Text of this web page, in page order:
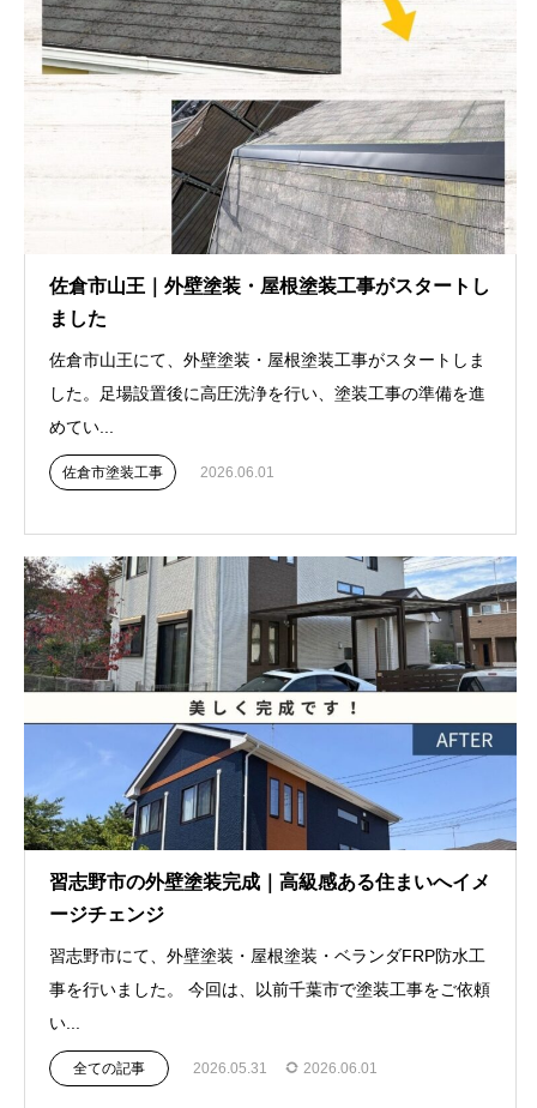
佐倉市山王｜外壁塗装・屋根塗装工事がスタートし
ました
佐倉市山王にて、外壁塗装・屋根塗装工事がスタートしま
した。足場設置後に高圧洗浄を行い、塗装工事の準備を進
めてい...
佐倉市塗装工事 2026.06.01
習志野市の外壁塗装完成｜高級感ある住まいへイメ
ージチェンジ
習志野市にて、外壁塗装・屋根塗装・ベランダFRP防水工
事を行いました。 今回は、以前千葉市で塗装工事をご依頼
い...
全ての記事 2026.05.31 2026.06.01